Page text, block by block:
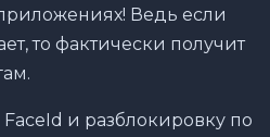
Ведь если
то фактически получит
и разблокировку по